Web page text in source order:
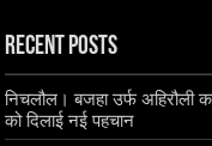
Recent Posts
निचलौल। बजहा उर्फ
को दिलाई नई पहचान